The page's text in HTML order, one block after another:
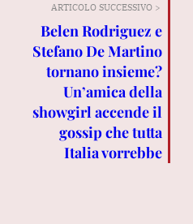
ARTICOLO SUCCESSIVO >
Belen Rodriguez e
Stefano De Martino
tornano insieme?
Un’amica della
showgirl accende il
gossip che tutta
Italia vorrebbe